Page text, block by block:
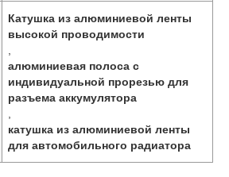
Катушка из алюминиевой ленты
высокой проводимости
алюминиевая полоса с
индивидуальной прорезью для
разъема аккумулятора
катушка из алюминиевой ленты
для автомобильного радиатора